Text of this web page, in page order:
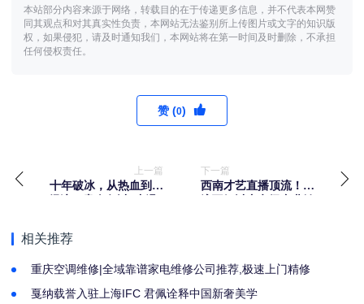
本站部分内容来源于网络，转载目的在于传递更多信息，并不代表本网赞
同其观点和对其真实性负责，本网站无法鉴别所上传图片或文字的知识版
权，如果侵犯，请及时通知我们，本网站将在第一时间及时删除，不承担
任何侵权责任。
赞 (0)
上一篇
十年破冰，从热血到热
下一篇
西南才艺直播顶流！麦
相关推荐
重庆空调维修|全域靠谱家电维修公司推荐,极速上门精修
戛纳载誉入驻上海IFC 君佩诠释中国新奢美学